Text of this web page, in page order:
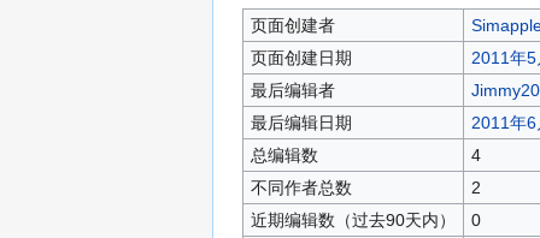
页面创建者
页面创建日期
2011年
最后编辑者
最后编辑日期
2011年
总编辑数
4
不同作者总数
2
近期编辑数（过去90天内）
0